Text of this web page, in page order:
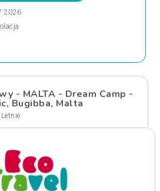
- MALTA - Dream Camp -
Bugibba, Malta